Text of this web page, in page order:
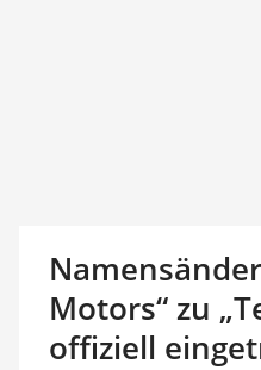
Motors“ zu
offiziell